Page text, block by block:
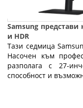
Samsung
и HDR
Тази седмица
Насочен към
разполага с 27-
способност и